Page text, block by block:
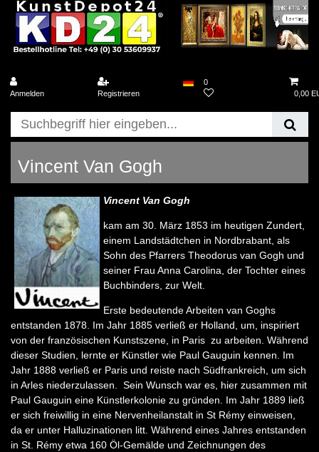
Anmelden Registrieren
0
0,00
Vincent Van Gogh
Vincent Van Gogh
kam am 30. März 1853 im heutigen Zundert,
einem Landstädtchen in Nordbrabant, als
Sohn des Pfarrers Theodorus van Gogh und
seiner Frau Anna Carolina, der Tochter eines
Buchbinders, zur Welt.
Erste bedeutende Arbeiten van Goghs
entstanden 1878. Im Jahr 1885 verließ er Holland, um, inspiriert
von der französischen Kunstszene, in Paris zu arbeiten. Während
dieser Studien, lernte er Künstler wie Paul Gauguin kennen. Im
Jahr 1888 verließ er Paris und reiste nach Südfrankreich, um sich
in Arles niederzulassen. Sein Wunsch war es, hier zusammen mit
Paul Gauguin eine Künstlerkolonie zu gründen. Im Jahr 1889 ließ
er sich freiwillig in eine Nervenheilanstalt in St Rémy einweisen,
da er unter Halluzinationen litt. Während eines Jahres entstanden
in St. Rémy etwa 160 Öl-Gemälde und Zeichnungen des